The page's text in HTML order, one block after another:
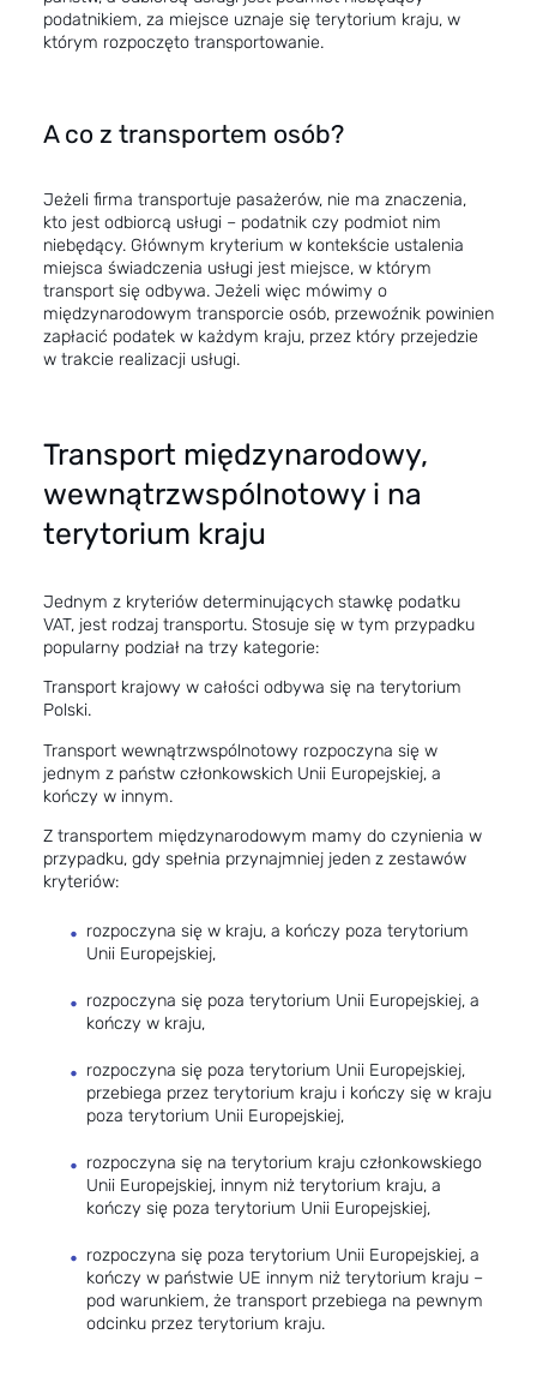
podatnikiem, za miejsce uznaje się terytorium kraju, w
którym rozpoczęto transportowanie.
A co z transportem osób?
Jeżeli firma transportuje pasażerów, nie ma znaczenia,
kto jest odbiorcą usługi – podatnik czy podmiot nim
niebędący. Głównym kryterium w kontekście ustalenia
miejsca świadczenia usługi jest miejsce, w którym
transport się odbywa. Jeżeli więc mówimy o
międzynarodowym transporcie osób, przewoźnik powinien
zapłacić podatek w każdym kraju, przez który przejedzie
w trakcie realizacji usługi.
Transport międzynarodowy,
wewnątrzwspólnotowy i na
terytorium kraju
Jednym z kryteriów determinujących stawkę podatku
VAT, jest rodzaj transportu. Stosuje się w tym przypadku
popularny podział na trzy kategorie:
Transport krajowy w całości odbywa się na terytorium
Polski.
Transport wewnątrzwspólnotowy rozpoczyna się w
jednym z państw członkowskich Unii Europejskiej, a
kończy w innym.
Z transportem międzynarodowym mamy do czynienia w
przypadku, gdy spełnia przynajmniej jeden z zestawów
kryteriów:
rozpoczyna się w kraju, a kończy poza terytorium
Unii Europejskiej,
rozpoczyna się poza terytorium Unii Europejskiej, a
kończy w kraju,
rozpoczyna się poza terytorium Unii Europejskiej,
przebiega przez terytorium kraju i kończy się w kraju
poza terytorium Unii Europejskiej,
rozpoczyna się na terytorium kraju członkowskiego
Unii Europejskiej, innym niż terytorium kraju, a
kończy się poza terytorium Unii Europejskiej,
rozpoczyna się poza terytorium Unii Europejskiej, a
kończy w państwie UE innym niż terytorium kraju –
pod warunkiem, że transport przebiega na pewnym
odcinku przez terytorium kraju.